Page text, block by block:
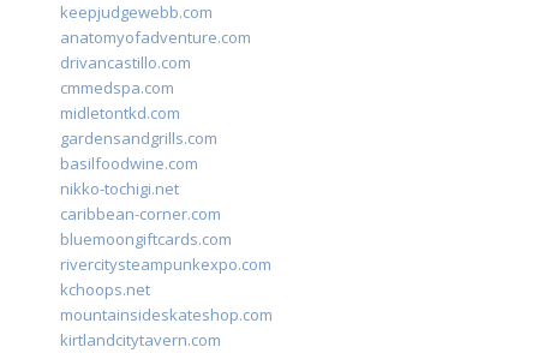
keepjudgewebb.com
anatomyofadventure.com
drivancastillo.com
cmmedspa.com
midletontkd.com
gardensandgrills.com
basilfoodwine.com
nikko-tochigi.net
caribbean-corner.com
bluemoongiftcards.com
rivercitysteampunkexpo.com
kchoops.net
mountainsideskateshop.com
kirtlandcitytavern.com